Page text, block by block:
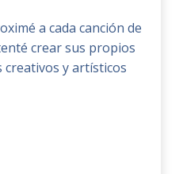
a cada canción de
crear sus propios
creativos y artísticos